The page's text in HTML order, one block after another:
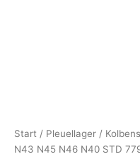
Start / Pleuellager /
N43 N45 N46 N40 STD